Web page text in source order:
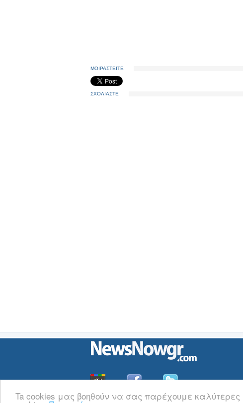
Ta cookies μας βοηθούν να σας παρέχουμε
ΜΟΙΡΑΣΤΕΙΤΕ
ΣΧΟΛΙΑΣΤΕ